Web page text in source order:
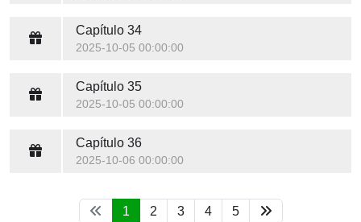
Capítulo 34
2025-10-05 00:00:00
Capítulo 35
2025-10-05 00:00:00
Capítulo 36
2025-10-06 00:00:00
1 2 3 4 5